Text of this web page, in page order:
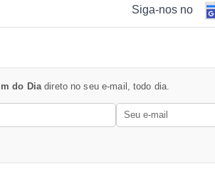
Siga-nos no
do Dia direto no seu e-mail, todo dia.